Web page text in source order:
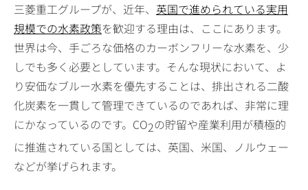
三菱重工グループが、近年、 英国で進められている実用
規模での水素政策を歓迎する理由は、ここにあります。
世界は今、手ごろな価格のカーボンフリーな水素を、少
しでも多く必要としています。そんな現状において、よ
り安価なブルー水素を優先することは、排出される二酸
化炭素を一貫して管理できているのであれば、非常に理
にかなっているのです。CO2の貯留や産業利用が積極的
に推進されている国としては、英国、米国、ノルウェー
などが挙げられます。